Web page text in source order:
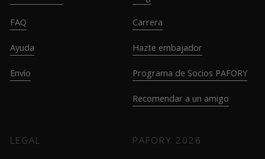
FAQ
Ayuda
Envío
Carrera
Hazte embajador
Programa de Socios PAFORY
Recomendar a un amigo
LEGAL PAFORY 2026